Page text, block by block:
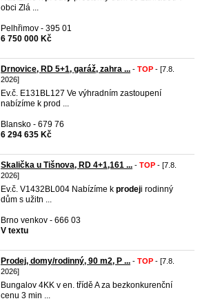
obci Zlá ...
Pelhřimov - 395 01
6 750 000 Kč
Drnovice, RD 5+1, garáž, zahra ... - TOP - [7.8.
2026]
Ev.č. E131BL127 Ve výhradním zastoupení
nabízíme k prod ...
Blansko - 679 76
6 294 635 Kč
Skalička u Tišnova, RD 4+1,161 ... - TOP - [7.8.
2026]
Ev.č. V1432BL004 Nabízíme k prodeji rodinný
dům s užitn ...
Brno venkov - 666 03
V textu
Prodej, domy/rodinný, 90 m2, P ... - TOP - [7.8.
2026]
Bungalov 4KK v en. třídě A za bezkonkurenční
cenu 3 min ...